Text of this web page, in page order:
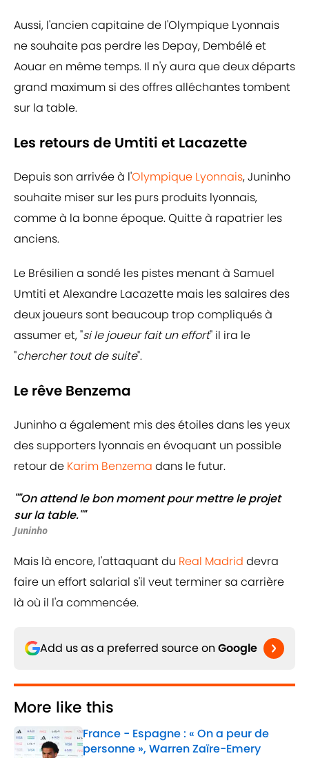
Aussi, l'ancien capitaine de l'Olympique Lyonnais
ne souhaite pas perdre les Depay, Dembélé et
Aouar en même temps. Il n'y aura que deux départs
grand maximum si des offres alléchantes tombent
sur la table.
Les retours de Umtiti et Lacazette
Depuis son arrivée à l'Olympique Lyonnais, Juninho
souhaite miser sur les purs produits lyonnais,
comme à la bonne époque. Quitte à rapatrier les
anciens.
Le Brésilien a sondé les pistes menant à Samuel
Umtiti et Alexandre Lacazette mais les salaires des
deux joueurs sont beaucoup trop compliqués à
assumer et, "si le joueur fait un effort" il ira le
"chercher tout de suite".
Le rêve Benzema
Juninho a également mis des étoiles dans les yeux
des supporters lyonnais en évoquant un possible
retour de Karim Benzema dans le futur.
""On attend le bon moment pour mettre le projet
sur la table.""
Juninho
Mais là encore, l'attaquant du Real Madrid devra
faire un effort salarial s'il veut terminer sa carrière
là où il l'a commencée.
Add us as a preferred source on Google
More like this
France - Espagne : « On a peur de
personne », Warren Zaïre-Emery